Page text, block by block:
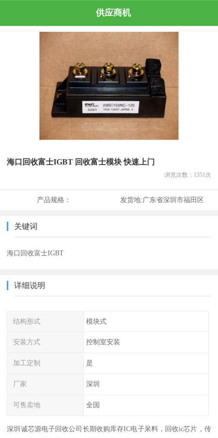
供应商机
海口回收富士IGBT 回收富士模块 快速上门
浏览次数： 1351 次
产品规格： 发货地:广东省深圳市福田区
关键词
海口回收富士IGBT
详细说明
结构形式 模块式
安装方式 控制室安装
加工定制 是
厂家 深圳
可售卖地 全国
深圳诚芯源电子回收公司长期收购库存IC电子呆料，回收ic芯片，传